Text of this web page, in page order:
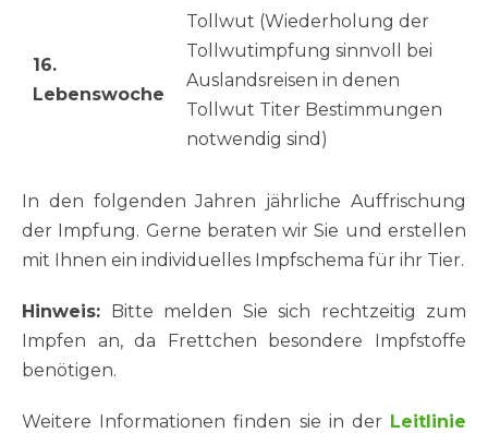
16.
Lebenswoche
Tollwut (Wiederholung der
Tollwutimpfung sinnvoll bei
Auslandsreisen in denen
Tollwut Titer Bestimmungen
notwendig sind)
In den folgenden Jahren jährliche Auffrischung
der Impfung. Gerne beraten wir Sie und erstellen
mit Ihnen ein individuelles Impfschema für ihr Tier.
Hinweis: Bitte melden Sie sich rechtzeitig zum
Impfen an, da Frettchen besondere Impfstoffe
benötigen.
Weitere Informationen finden sie in der Leitlinie